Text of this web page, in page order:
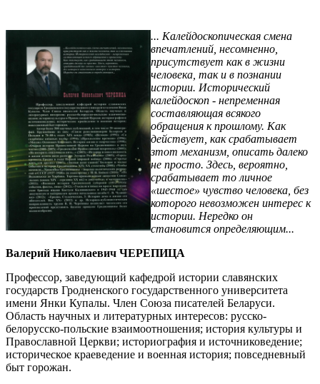
... Калейдоскопическая смена
впечатлений, несомненно,
присутствует как в жизни
человека, так и в познании
истории. Исторический
калейдоскоп - непременная
составляющая всякого
обращения к прошлому. Как
действует, как срабатывает
зтот механизм, описать далеко
не просто. Здесь, вероятно,
срабатывает то личное
«шестое» чувство человека, без
которого невозможен интерес к
истории. Нередко он
становится определяющим...
Валерий Николаевич ЧЕРЕПИЦА
Профессор, заведующий кафедрой истории славянских
государств Гродненского государственного университета
имени Янки Купалы. Член Союза писателей Беларуси.
Область научных и литературных интересов: русско-
белорусско-польские взаимоотношения; история культуры и
Православной Церкви; историография и источниковедение;
историческое краеведение и военная история; повседневный
быт горожан.